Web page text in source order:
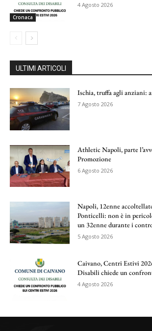
Cronaca
4 Agosto 2026
ULTIMI ARTICOLI
Ischia, truffa agli anziani:
7 Agosto 2026
Athletic Napoli, parte
Promozione
6 Agosto 2026
Napoli, 12enne
Ponticelli: non è in
un 32enne durante i
5 Agosto 2026
Caivano, Centri Estivi
Disabili chiede un
4 Agosto 2026